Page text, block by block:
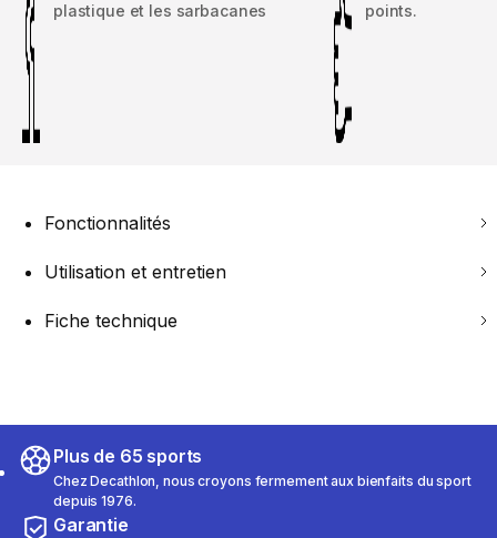
plastique et les sarbacanes
points.
Fonctionnalités
Utilisation et entretien
Fiche technique
Plus de 65 sports
Chez Decathlon, nous croyons fermement aux bienfaits du sport
depuis 1976.
Garantie